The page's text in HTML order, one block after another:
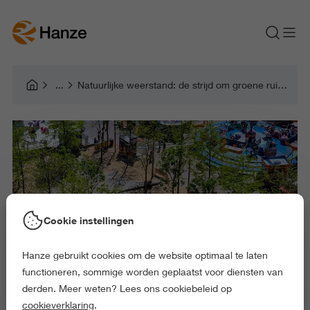
Natuurlijke weerstand: de strijd om groene ruimte in de stad
Cookie instellingen
Hanze gebruikt cookies om de website optimaal te laten
functioneren, sommige worden geplaatst voor diensten van
derden. Meer weten? Lees ons cookiebeleid op
cookieverklaring.